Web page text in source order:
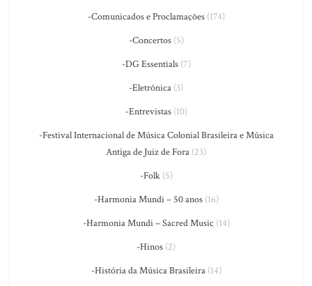
-Comunicados e Proclamações(174)
-Concertos(5)
-DG Essentials(7)
-Eletrônica (3)
-Entrevistas(10)
-Festival Internacional de Música Colonial Brasileira e Música
Antiga de Juiz de Fora (23)
-Folk(5)
-Harmonia Mundi – 50 anos(16)
-Harmonia Mundi – Sacred Music (14)
-Hinos (2)
-História da Música Brasileira(14)